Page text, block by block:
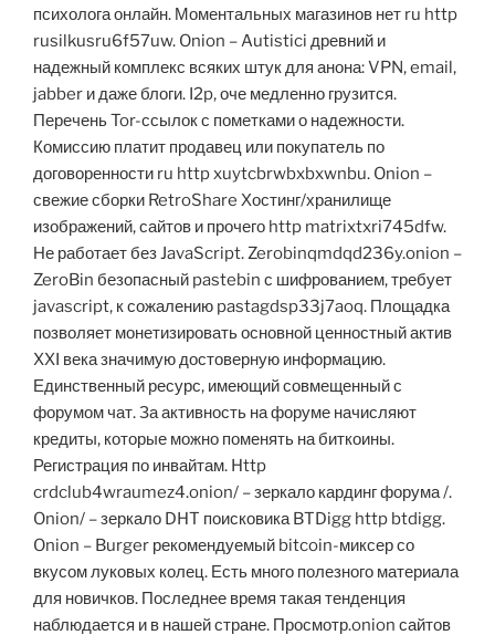
психолога онлайн. Моментальных магазинов нет ru http
rusilkusru6f57uw. Onion – Autistici древний и
надежный комплекс всяких штук для анона: VPN, email,
jabber и даже блоги. I2p, оче медленно грузится.
Перечень Tor-ссылок с пометками о надежности.
Комиссию платит продавец или покупатель по
договоренности ru http xuytcbrwbxbxwnbu. Onion –
свежие сборки RetroShare Хостинг/хранилище
изображений, сайтов и прочего http matrixtxri745dfw.
Не работает без JavaScript. Zerobinqmdqd236y.onion –
ZeroBin безопасный pastebin с шифрованием, требует
javascript, к сожалению pastagdsp33j7aoq. Площадка
позволяет монетизировать основной ценностный актив
XXI века значимую достоверную информацию.
Единственный ресурс, имеющий совмещенный с
форумом чат. За активность на форуме начисляют
кредиты, которые можно поменять на биткоины.
Регистрация по инвайтам. Http
crdclub4wraumez4.onion/ – зеркало кардинг форума /.
Onion/ – зеркало DHT поисковика BTDigg http btdigg.
Onion – Burger рекомендуемый bitcoin-миксер со
вкусом луковых колец. Есть много полезного материала
для новичков. Последнее время такая тенденция
наблюдается и в нашей стране. Просмотр.onion сайтов